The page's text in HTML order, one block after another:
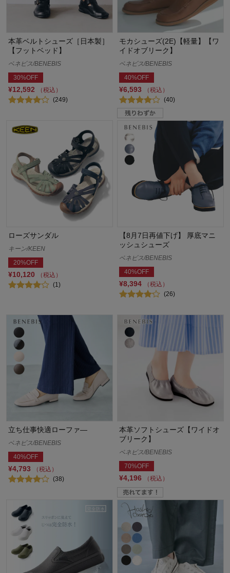
本革ベルトシューズ［日本製］
【フットベッド】
ベネビス/BENEBIS
30%OFF
¥12,592
（税込）
(249)
モカシューズ(2E)【軽量】【ワ
イドオブリーク】
ベネビス/BENEBIS
40%OFF
¥6,593
（税込）
(40)
ローズサンダル
キーン/KEEN
20%OFF
¥10,120
（税込）
(1)
【8月7日再値下げ】 厚底マニ
ッシュシューズ
ベネビス/BENEBIS
40%OFF
¥8,394
（税込）
(26)
立ち仕事快適ローファ―
ベネビス/BENEBIS
40%OFF
¥4,793
（税込）
(38)
本革ソフトシューズ【ワイドオ
ブリーク】
ベネビス/BENEBIS
70%OFF
¥4,196 （税込）